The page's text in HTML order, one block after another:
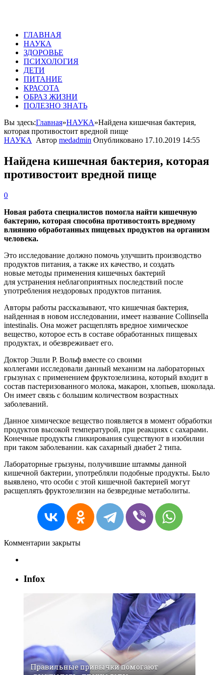
ГЛАВНАЯ
НАУКА
ЗДОРОВЬЕ
ПСИХОЛОГИЯ
ДЕТИ
ПИТАНИЕ
КРАСОТА
ОБРАЗ ЖИЗНИ
ПОЛЕЗНО ЗНАТЬ
Вы здесь:Главная»НАУКА»Найдена кишечная бактерия,
которая противостоит вредной пище
НАУКА
Автор medadmin Опубликовано 17.10.2019 14:55
Найдена кишечная бактерия, которая
противостоит вредной пище
0
Новая работа специалистов помогла найти кишечную
бактерию, которая способна противостоять вредному
влиянию обработанных пищевых продуктов на организм
человека.
Это исследование должно помочь улучшить производство
продуктов питания, а также их качество, и создать
новые методы применения кишечных бактерий
для устранения неблагоприятных последствий после
употребления нездоровых продуктов питания.
Авторы работы рассказывают, что кишечная бактерия,
найденная в новом исследовании, имеет название Collinsella
intestinalis. Она может расщеплять вредное химическое
вещество, которое есть в составе обработанных пищевых
продуктах, и обезвреживает его.
Доктор Эшли Р. Вольф вместе со своими
коллегами исследовали данный механизм на лабораторных
грызунах с применением фруктозелизина, который входит в
состав пастеризованного молока, макарон, хлопьев, шоколада.
Он имеет связь с большим количеством возрастных
заболеваний.
Данное химическое вещество появляется в момент обработки
продуктов высокой температурой, при реакциях с сахарами.
Конечные продукты гликирования существуют в изобилии
при таком заболевании. как сахарный диабет 2 типа.
Лабораторные грызуны, получившие штаммы данной
кишечной бактерии, употребляли подобные продукты. Было
выявлено, что особи с этой кишечной бактерией могут
расщеплять фруктозелизин на безвредные метаболиты.
Комментарии закрыты
Infox
Правильные привычки помогают